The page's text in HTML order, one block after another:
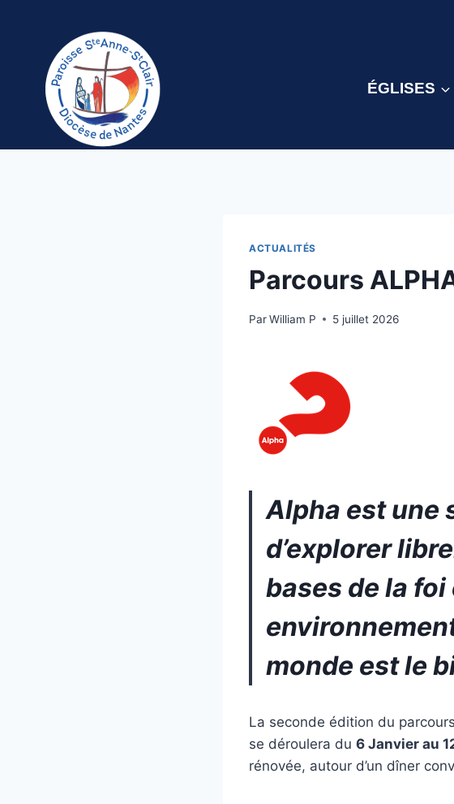
ÉGLISES
ACTUALITÉS
Parcours
ParWilliam P 5 juillet 2026
Alpha est une
d’explorer
bases de la
monde est le
La seconde édition du
se déroulera du 6 Janvier au
rénovée, autour d’un dîner